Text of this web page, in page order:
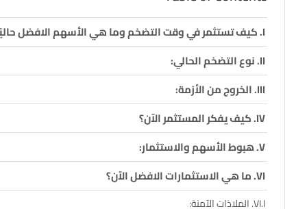
كيف تستثمر في وقت التضخم وما هي الأسهم الافضل
نوع التضخم الحالي:
الخروج من الأزمة:
كيف يفكر المستثمر الآن؟
هبوط الأسهم والاستثمار:
ما هي الاستثمارات الافضل الآن؟
الملاذات الآمنة: